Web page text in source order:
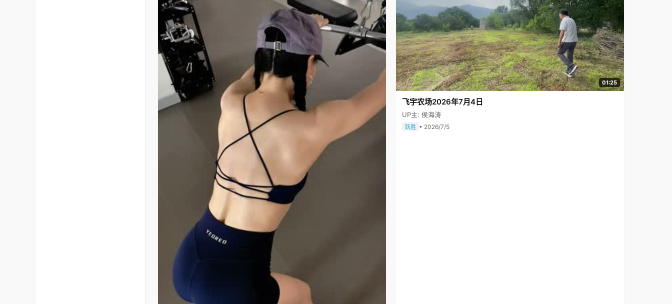
01:25
飞宇农场2026年7月4日
UP主: 侯海涛
跃胜 • 2026/7/5